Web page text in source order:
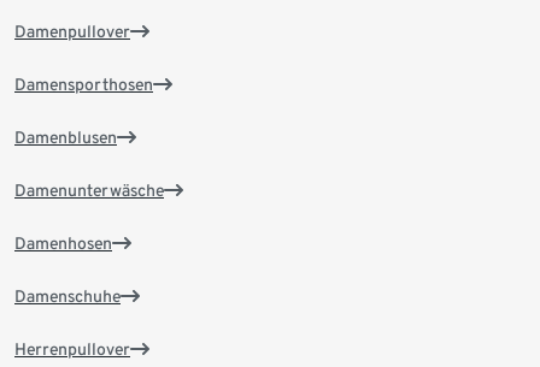
Damenpullover
Damensporthosen
Damenblusen
Damenunterwäsche
Damenhosen
Damenschuhe
Herrenpullover